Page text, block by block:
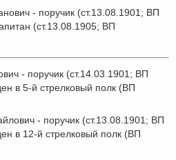
- поручик (ст.13.08.1901; ВП
(ст.13.08.1905; ВП
- поручик (ст.14.03.1901; ВП
в 5-й стрелковый полк (ВП
- поручик (ст.13.08.1901; ВП
в 12-й стрелковый полк (ВП